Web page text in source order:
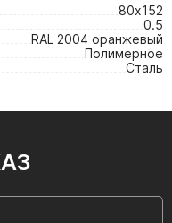
80х152
0.5
RAL 2004 оранжевый
Полимерное
Сталь